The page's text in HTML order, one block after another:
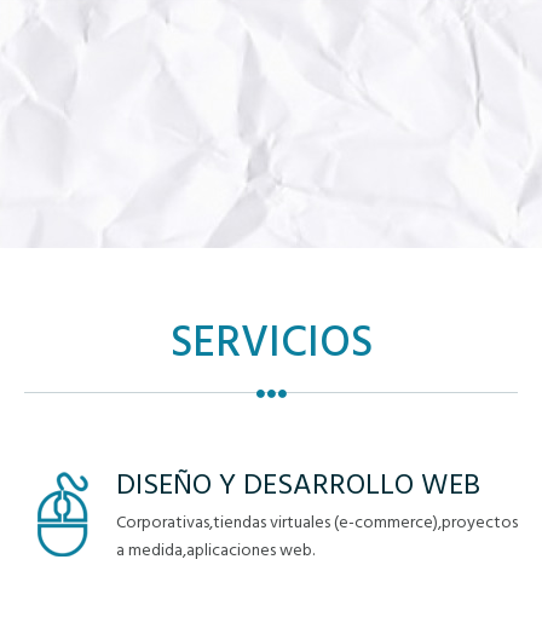
SERVICIOS
DISEÑO Y DESARROLLO WEB
Corporativas,tiendas virtuales (e-commerce),proyectos
a medida,aplicaciones web.